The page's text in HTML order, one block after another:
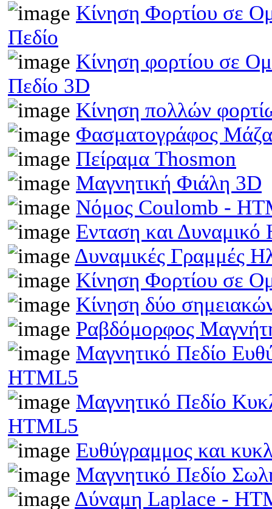
Κίνηση Φορτίου σε
Πεδίο
Κίνηση φορτίου σε
Πεδίο 3D
Κίνηση πολλών
Φασματογράφος
Πείραμα Thosmon
Μαγνητική Φιάλη 3D
Νόμος Coulomb -
Ενταση και
Δυναμικές Γραμμές
Κίνηση Φορτίου σε
Κίνηση δύο
Ραβδόμορφος
Μαγνητικό Πεδίο
HTML5
Μαγνητικό Πεδίο
HTML5
Ευθύγραμμος και
Μαγνητικό Πεδίο
Δύναμη Laplace -